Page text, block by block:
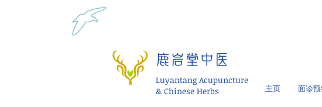
鹿岩堂中医
Luyantang Acupuncture
& Chinese Herbs
主页 面诊